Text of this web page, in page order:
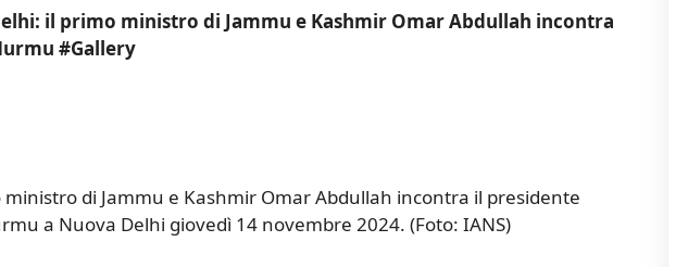
il primo ministro di Jammu e Kashmir Omar Abdullah incontra
#Gallery
di Jammu e Kashmir Omar Abdullah incontra il presidente
a Nuova Delhi giovedì 14 novembre 2024. (Foto: IANS)